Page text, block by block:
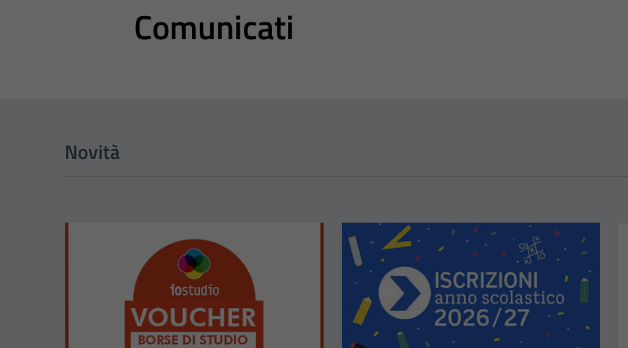
Comunicati
Novità